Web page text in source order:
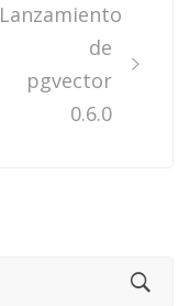
Lanzamiento
de
pgvector
0.6.0